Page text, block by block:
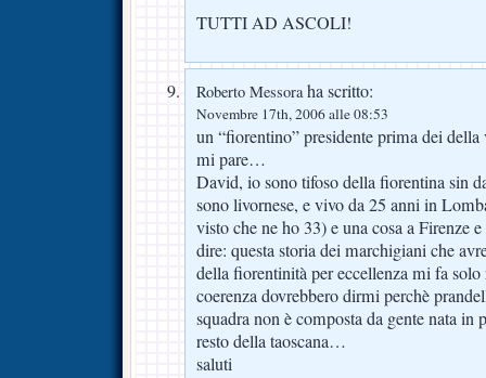
TUTTI AD ASCOLI!
Roberto Messoraha scritto:
Novembre 17th, 2006 alle 08:53
un “fiorentino” presidente prima dei
mi pare…
David, io sono tifoso della fiorentina sin
sono livornese, e vivo da 25 anni in
visto che ne ho 33) e una cosa a Firenze
dire: questa storia dei marchigiani che
della fiorentinità per eccellenza mi fa
coerenza dovrebbero dirmi perchè
squadra non è composta da gente nata in
resto della taoscana…
saluti